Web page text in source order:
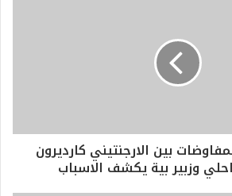
بين الارجنتيني كارديرون
وزبير بية يكشف الاسباب